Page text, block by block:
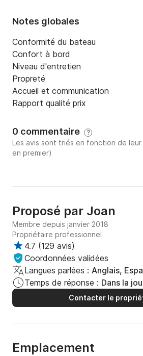
Notes globales
Conformité du bateau
Confort à bord
Niveau d'entretien
Propreté
Accueil et communication
Rapport qualité prix
0 commentaire ?
Les avis sont triés en fonction de leur
en premier)
Proposé par Joan
Membre depuis janvier 2018
Propriétaire professionnel
4.7 (129 avis)
Coordonnées validées
Langues parlées : Anglais,
Temps de réponse : Dans la
Contacter le
Emplacement